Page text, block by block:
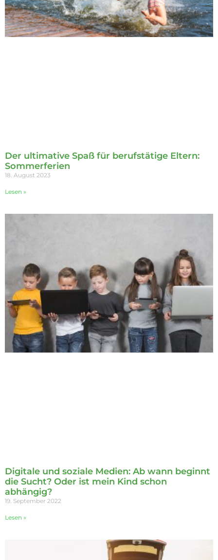
Der ultimative Spaß für berufstätige Eltern:
Sommerferien
18. August 2023
Lesen »
Digitale und soziale Medien: Ab wann beginnt
die Sucht? Oder ist mein Kind schon
abhängig?
19. September 2022
Lesen »